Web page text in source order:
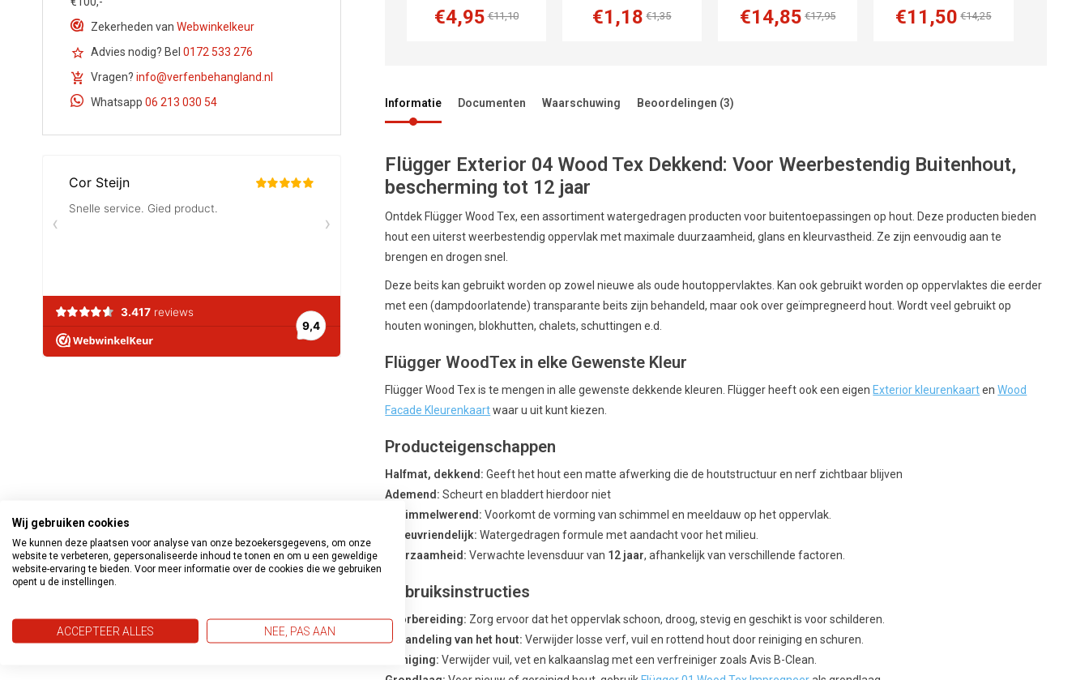
Zekerheden van Webwinkelkeur
Advies nodig? Bel 0172 533 276
Vragen? info@verfenbehangland.nl
Whatsapp 06 213 030 54
€4,95 €11,10 €1,18 €1,35 €14,85 €17,95 €11,50 €14,25
Informatie Documenten Waarschuwing Beoordelingen (3)
Flügger Exterior 04 Wood Tex Dekkend: Voor Weerbestendig Buitenhout,
bescherming tot 12 jaar
Ontdek Flügger Wood Tex, een assortiment watergedragen producten voor buitentoepassingen op hout. Deze producten bieden
hout een uiterst weerbestendig oppervlak met maximale duurzaamheid, glans en kleurvastheid. Ze zijn eenvoudig aan te
brengen en drogen snel.
Deze beits kan gebruikt worden op zowel nieuwe als oude houtoppervlaktes. Kan ook gebruikt worden op oppervlaktes die eerder
met een (dampdoorlatende) transparante beits zijn behandeld, maar ook over geïmpregneerd hout. Wordt veel gebruikt op
houten woningen, blokhutten, chalets, schuttingen e.d.
Flügger WoodTex in elke Gewenste Kleur
Flügger Wood Tex is te mengen in alle gewenste dekkende kleuren. Flügger heeft ook een eigen Exterior kleurenkaartenWood
Facade Kleurenkaartwaar u uit kunt kiezen.
Producteigenschappen
Halfmat, dekkend:Geeft het hout een matte afwerking die de houtstructuur en nerf zichtbaar blijven
Ademend: Scheurt en bladdert hierdoor niet
Schimmelwerend: Voorkomt de vorming van schimmel en meeldauw op het oppervlak.
Milieuvriendelijk: Watergedragen formule met aandacht voor het milieu.
Duurzaamheid: Verwachte levensduur van 12 jaar, afhankelijk van verschillende factoren.
Gebruiksinstructies
Voorbereiding: Zorg ervoor dat het oppervlak schoon, droog, stevig en geschikt is voor schilderen.
Behandeling van het hout: Verwijder losse verf, vuil en rottend hout door reiniging en schuren.
Reiniging: Verwijder vuil, vet en kalkaanslag met een verfreiniger zoals Avis B-Clean.
Wij gebruiken cookies
We kunnen deze plaatsen voor analyse van onze bezoekersgegevens, om onze
website te verbeteren, gepersonaliseerde inhoud te tonen en om u een geweldige
website-ervaring te bieden. Voor meer informatie over de cookies die we gebruiken
opent u de instellingen.
ACCEPTEER ALLES NEE, PAS AAN